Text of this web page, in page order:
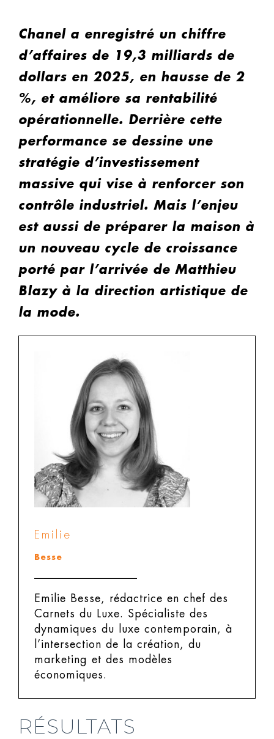
Chanel a enregistré un chiffre
d’affaires de 19,3 milliards de
dollars en 2025, en hausse de 2
%, et améliore sa rentabilité
opérationnelle. Derrière cette
performance se dessine une
stratégie d’investissement
massive qui vise à renforcer son
contrôle industriel. Mais l’enjeu
est aussi de préparer la maison à
un nouveau cycle de croissance
porté par l’arrivée de Matthieu
Blazy à la direction artistique de
la mode.
Emilie
Besse
Emilie Besse, rédactrice en chef des
Carnets du Luxe.
Spécialiste des
dynamiques du luxe contemporain, à
l’intersection de la création, du
marketing et des modèles
économiques.
RÉSULTATS